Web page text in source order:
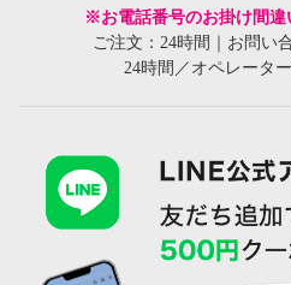
※お電話番号のお掛け間違
ご注文：24時間｜お問い
24時間／オペレータ